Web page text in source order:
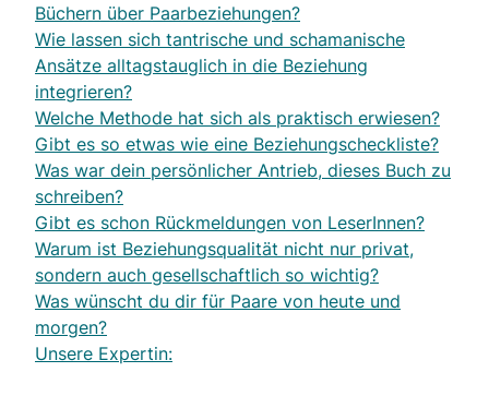
Büchern über Paarbeziehungen?
Wie lassen sich tantrische und schamanische
Ansätze alltagstauglich in die Beziehung
integrieren?
Welche Methode hat sich als praktisch erwiesen?
Gibt es so etwas wie eine Beziehungscheckliste?
Was war dein persönlicher Antrieb, dieses Buch zu
schreiben?
Gibt es schon Rückmeldungen von LeserInnen?
Warum ist Beziehungsqualität nicht nur privat,
sondern auch gesellschaftlich so wichtig?
Was wünscht du dir für Paare von heute und
morgen?
Unsere Expertin: